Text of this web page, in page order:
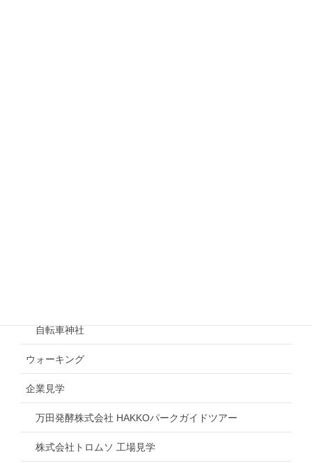
自転車神社
ウォーキング
企業見学
万田発酵株式会社 HAKKOパークガイドツアー
株式会社トロムソ 工場見学